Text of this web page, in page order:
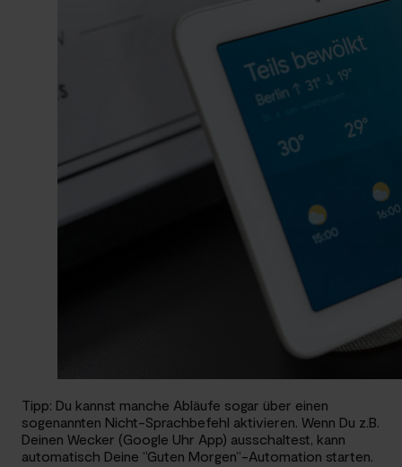
Tipp: Du kannst manche Abläufe sogar über einen
sogenannten Nicht-Sprachbefehl aktivieren. Wenn Du z.B.
Deinen Wecker (Google Uhr App) ausschaltest, kann
automatisch Deine “Guten Morgen”-Automation starten.